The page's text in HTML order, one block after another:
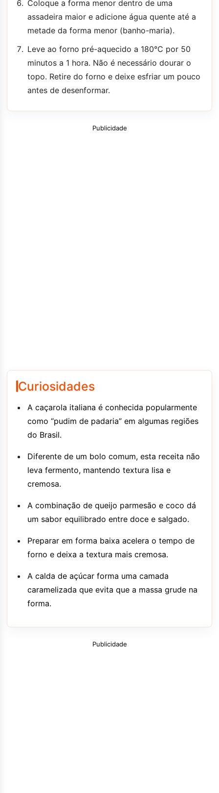
Coloque a forma menor dentro de uma
assadeira maior e adicione água quente até a
metade da forma menor (banho-maria).
Leve ao forno pré-aquecido a 180°C por 50
minutos a 1 hora. Não é necessário dourar o
topo. Retire do forno e deixe esfriar um pouco
antes de desenformar.
Publicidade
Curiosidades
A caçarola italiana é conhecida popularmente
como “pudim de padaria” em algumas regiões
do Brasil.
Diferente de um bolo comum, esta receita não
leva fermento, mantendo textura lisa e
cremosa.
A combinação de queijo parmesão e coco dá
um sabor equilibrado entre doce e salgado.
Preparar em forma baixa acelera o tempo de
forno e deixa a textura mais cremosa.
A calda de açúcar forma uma camada
caramelizada que evita que a massa grude na
forma.
Publicidade